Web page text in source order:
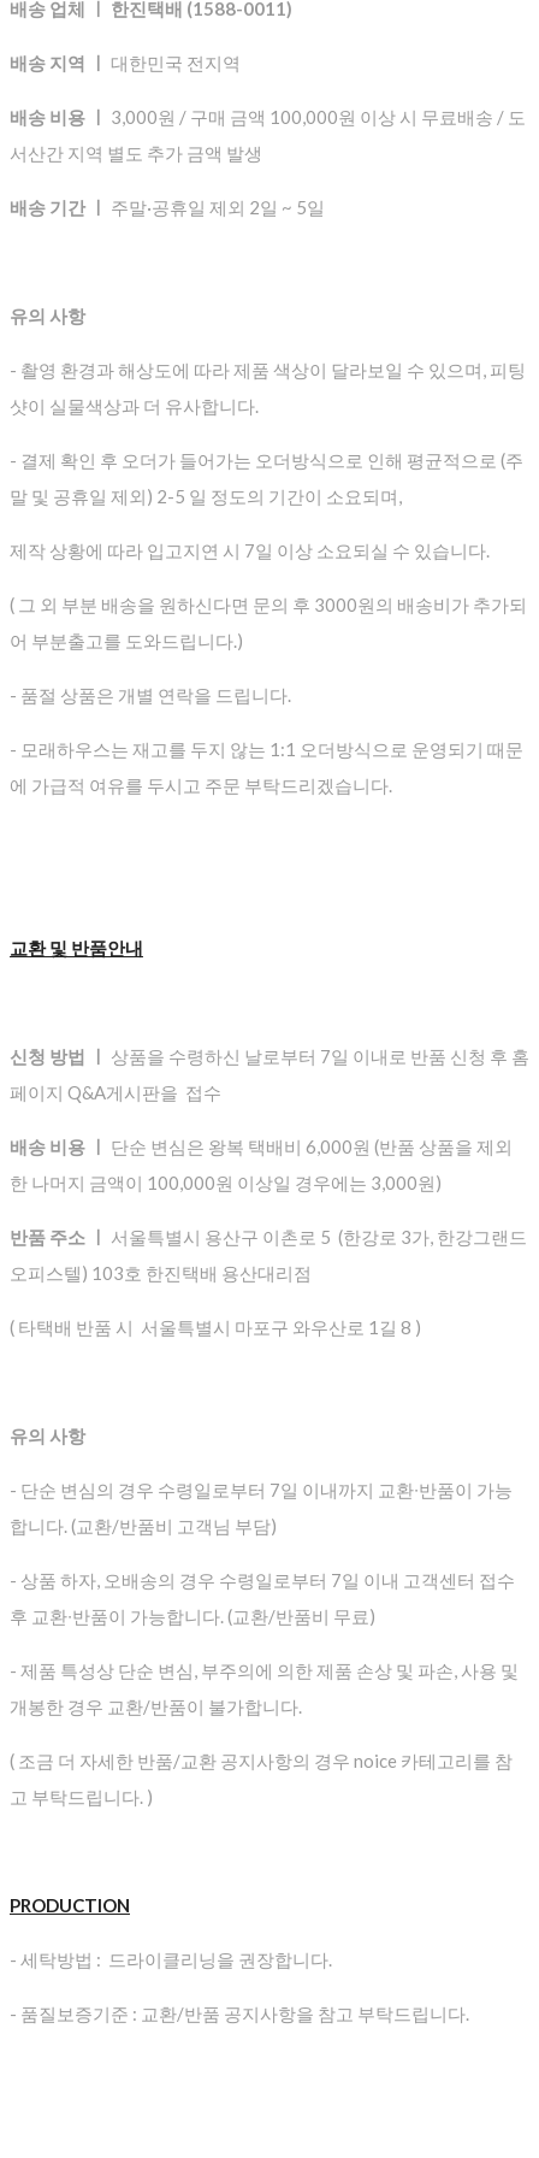
배송 업체 ㅣ 한진택배 (1588-0011)
배송 지역 ㅣ 대한민국 전지역
배송 비용 ㅣ 3,000원 / 구매 금액 100,000원 이상 시 무료배송 / 도
서산간 지역 별도 추가 금액 발생
배송 기간 ㅣ 주말·공휴일 제외 2일 ~ 5일
유의 사항
- 촬영 환경과 해상도에 따라 제품 색상이 달라보일 수 있으며, 피팅
샷이 실물색상과 더 유사합니다.
- 결제 확인 후 오더가 들어가는 오더방식으로 인해 평균적으로 (주
말 및 공휴일 제외) 2-5 일 정도의 기간이 소요되며,
제작 상황에 따라 입고지연 시 7일 이상 소요되실 수 있습니다.
( 그 외 부분 배송을 원하신다면 문의 후 3000원의 배송비가 추가되
어 부분출고를 도와드립니다.)
- 품절 상품은 개별 연락을 드립니다.
- 모래하우스는 재고를 두지 않는 1:1 오더방식으로 운영되기 때문
에 가급적 여유를 두시고 주문 부탁드리겠습니다.
교환 및 반품안내
신청 방법 ㅣ 상품을 수령하신 날로부터 7일 이내로 반품 신청 후 홈
페이지 Q&A게시판을 접수
배송 비용 ㅣ
단순 변심은 왕복 택배비 6,000원 (반품 상품을 제외
한 나머지 금액이 100,000원 이상일 경우에는 3,000원)
반품 주소 ㅣ 서울특별시 용산구 이촌로 5 (한강로 3가, 한강그랜드
오피스텔) 103호 한진택배 용산대리점
( 타택배 반품 시 서울특별시 마포구 와우산로 1길 8 )
유의 사항
- 단순 변심의 경우 수령일로부터 7일 이내까지 교환∙반품이 가능
합니다. (교환/반품비 고객님 부담)
- 상품 하자, 오배송의 경우 수령일로부터 7일 이내 고객센터 접수
후 교환∙반품이 가능합니다. (교환/반품비 무료)
- 제품 특성상 단순 변심, 부주의에 의한 제품 손상 및 파손, 사용 및
개봉한 경우 교환/반품이 불가합니다.
( 조금 더 자세한 반품/교환 공지사항의 경우 noice 카테고리를 참
고 부탁드립니다. )
PRODUCTION
- 세탁방법 : 드라이클리닝을 권장합니다.
- 품질보증기준 : 교환/반품 공지사항을 참고 부탁드립니다.